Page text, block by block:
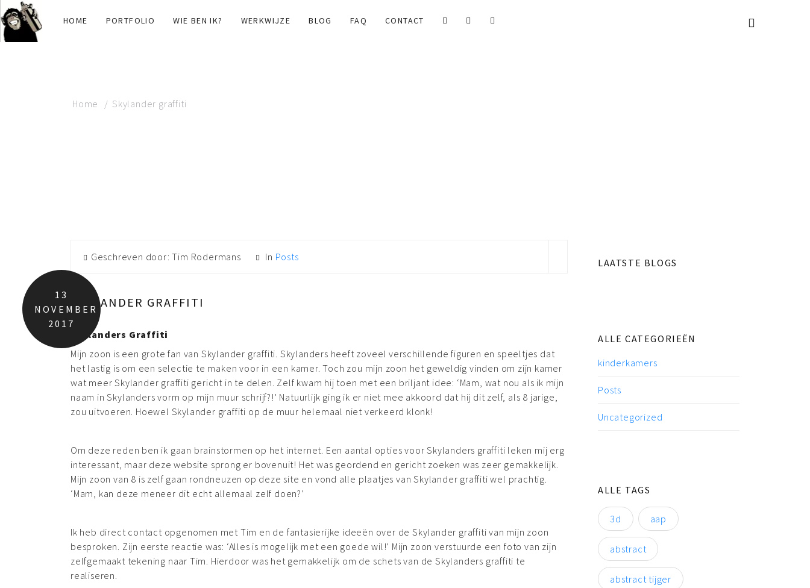
HOME PORTFOLIO WIE BEN IK? WERKWIJZE BLOG FAQ CONTACT
Home Skylander graffiti
13
NOVEMBER
2017
Geschreven door: Tim Rodermans In Posts
SKYLANDER GRAFFITI
Skylanders Graffiti
Mijn zoon is een grote fan van Skylander graffiti. Skylanders heeft zoveel verschillende figuren en speeltjes dat
het lastig is om een selectie te maken voor in een kamer. Toch zou mijn zoon het geweldig vinden om zijn kamer
wat meer Skylander graffiti gericht in te delen. Zelf kwam hij toen met een briljant idee: ‘Mam, wat nou als ik mijn
naam in Skylanders vorm op mijn muur schrijf?!’ Natuurlijk ging ik er niet mee akkoord dat hij dit zelf, als 8 jarige,
zou uitvoeren. Hoewel Skylander graffiti op de muur helemaal niet verkeerd klonk!
Om deze reden ben ik gaan brainstormen op het internet. Een aantal opties voor Skylanders graffiti leken mij erg
interessant, maar deze website sprong er bovenuit! Het was geordend en gericht zoeken was zeer gemakkelijk.
Mijn zoon van 8 is zelf gaan rondneuzen op deze site en vond alle plaatjes van Skylander graffiti wel prachtig.
‘Mam, kan deze meneer dit echt allemaal zelf doen?’
Ik heb direct contact opgenomen met Tim en de fantasierijke ideeën over de Skylander graffiti van mijn zoon
besproken. Zijn eerste reactie was: ‘Alles is mogelijk met een goede wil!’ Mijn zoon verstuurde een foto van zijn
zelfgemaakt tekening naar Tim. Hierdoor was het gemakkelijk om de schets van de Skylanders graffiti te
realiseren.
LAATSTE BLOGS
ALLE CATEGORIEËN
kinderkamers
Posts
Uncategorized
ALLE TAGS
3d aap
abstract
abstract tijger